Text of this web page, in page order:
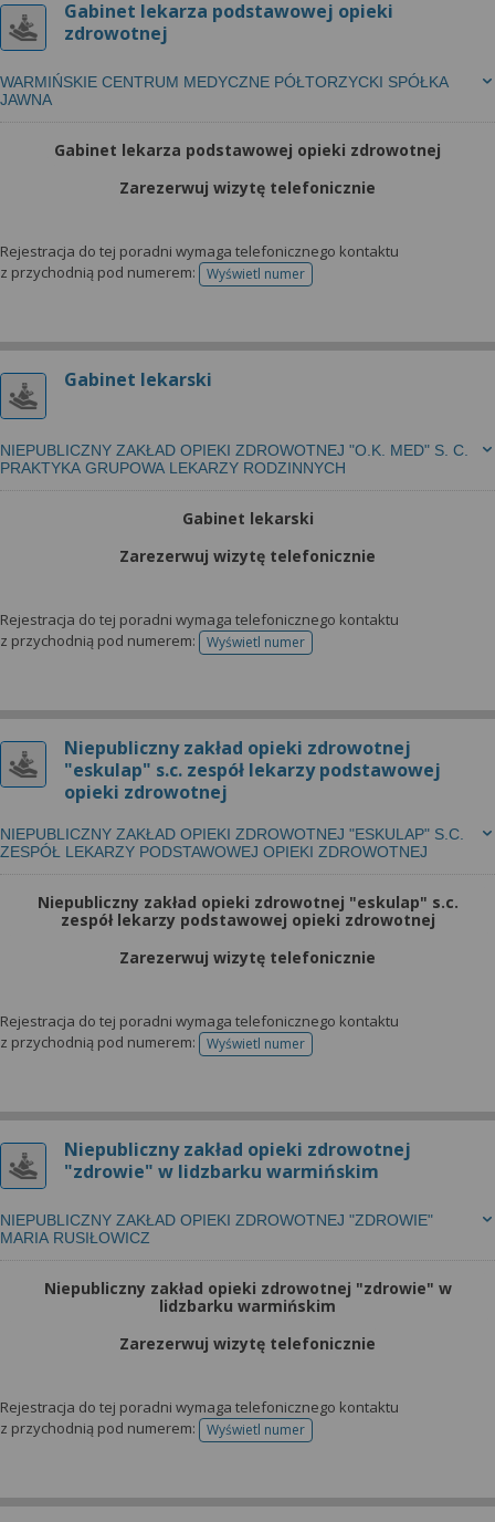
Gabinet lekarza podstawowej opieki
zdrowotnej
WARMIŃSKIE CENTRUM MEDYCZNE PÓŁTORZYCKI SPÓŁKA
JAWNA
Gabinet lekarza podstawowej opieki zdrowotnej
Zarezerwuj wizytę telefonicznie
Rejestracja do tej poradni wymaga telefonicznego kontaktu
z przychodnią pod numerem:
Wyświetl numertelefonu do rejestracji
Gabinet lekarski
NIEPUBLICZNY ZAKŁAD OPIEKI ZDROWOTNEJ "O.K. MED" S. C.
PRAKTYKA GRUPOWA LEKARZY RODZINNYCH
Gabinet lekarski
Zarezerwuj wizytę telefonicznie
Rejestracja do tej poradni wymaga telefonicznego kontaktu
z przychodnią pod numerem:
Wyświetl numertelefonu do rejestracji
Niepubliczny zakład opieki zdrowotnej
"eskulap" s.c. zespół lekarzy podstawowej
opieki zdrowotnej
NIEPUBLICZNY ZAKŁAD OPIEKI ZDROWOTNEJ "ESKULAP" S.C.
ZESPÓŁ LEKARZY PODSTAWOWEJ OPIEKI ZDROWOTNEJ
Niepubliczny zakład opieki zdrowotnej "eskulap" s.c.
zespół lekarzy podstawowej opieki zdrowotnej
Zarezerwuj wizytę telefonicznie
Rejestracja do tej poradni wymaga telefonicznego kontaktu
z przychodnią pod numerem:
Wyświetl numertelefonu do rejestracji
Niepubliczny zakład opieki zdrowotnej
"zdrowie" w lidzbarku warmińskim
NIEPUBLICZNY ZAKŁAD OPIEKI ZDROWOTNEJ "ZDROWIE"
MARIA RUSIŁOWICZ
Niepubliczny zakład opieki zdrowotnej "zdrowie" w
lidzbarku warmińskim
Zarezerwuj wizytę telefonicznie
Rejestracja do tej poradni wymaga telefonicznego kontaktu
z przychodnią pod numerem:
Wyświetl numertelefonu do rejestracji